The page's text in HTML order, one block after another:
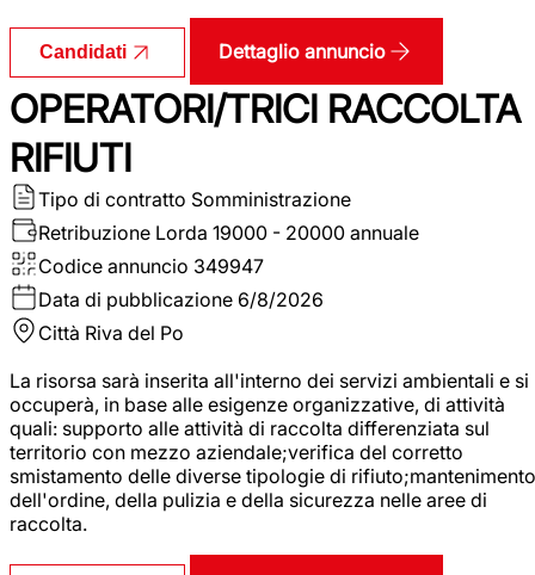
Candidati Dettaglio annuncio
OPERATORI/TRICI RACCOLTA
RIFIUTI
Tipo di contratto Somministrazione
Retribuzione Lorda 19000 - 20000 annuale
Codice annuncio 349947
Data di pubblicazione 6/8/2026
Città Riva del Po
La risorsa sarà inserita all'interno dei servizi ambientali e si
occuperà, in base alle esigenze organizzative, di attività
quali: supporto alle attività di raccolta differenziata sul
territorio con mezzo aziendale;verifica del corretto
smistamento delle diverse tipologie di rifiuto;mantenimento
dell'ordine, della pulizia e della sicurezza nelle aree di
raccolta.